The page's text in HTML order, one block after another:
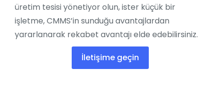
üretim tesisi yönetiyor olun, ister küçük bir
işletme, CMMS’in sunduğu avantajlardan
yararlanarak rekabet avantajı elde edebilirsiniz.
İletişime geçin